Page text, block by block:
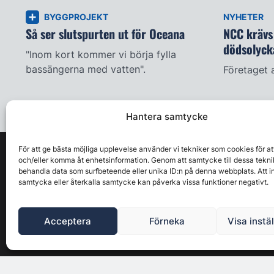
Hantera samtycke
För att ge bästa möjliga upplevelse använder vi tekniker som cookies för
och/eller komma åt enhetsinformation. Genom att samtycke till dessa
behandla data som surfbeteende eller unika ID:n på denna webbplats. Att
samtycka eller återkalla samtycke kan påverka vissa funktioner negativt.
Acceptera Förneka Visa
BYGGPROJEKT
Så ser slutspurten ut för Oceana
"Inom kort kommer vi börja fylla
bassängerna med vatten".
NYHETER
NCC
Företaget